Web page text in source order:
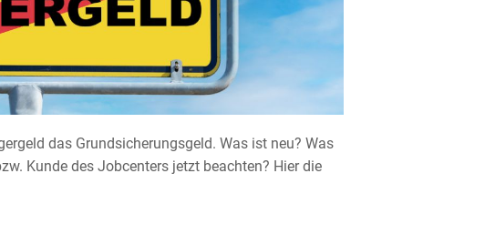
das Grundsicherungsgeld. Was ist neu? Was
Kunde des Jobcenters jetzt beachten? Hier die